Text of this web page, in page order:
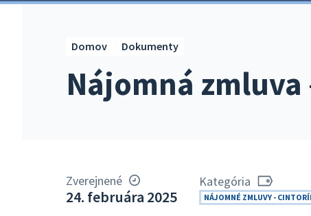
Nájomná zmluva
Domov Dokumenty
Zverejnené
24. februára 2025
Kategória
NÁJOMNÉ ZMLUVY -